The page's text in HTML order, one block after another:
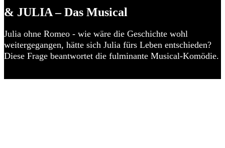
& JULIA – Das Musical
Julia ohne Romeo - wie wäre die Geschichte wohl
weitergegangen, hätte sich Julia fürs Leben entschieden?
Diese Frage beantwortet die fulminante Musical-Komödie.